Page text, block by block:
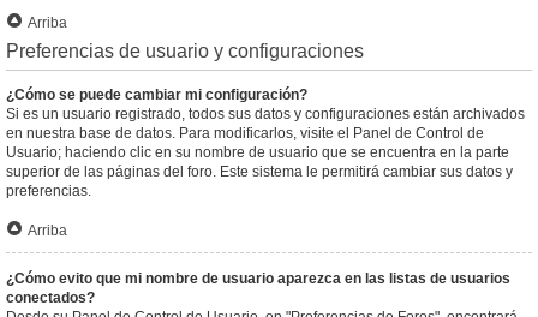
Arriba
Preferencias de usuario y configuraciones
¿Cómo se puede cambiar mi configuración?
Si es un usuario registrado, todos sus datos y configuraciones están archivados
en nuestra base de datos. Para modificarlos, visite el Panel de Control de
Usuario; haciendo clic en su nombre de usuario que se encuentra en la parte
superior de las páginas del foro. Este sistema le permitirá cambiar sus datos y
preferencias.
Arriba
¿Cómo evito que mi nombre de usuario aparezca en las listas de usuarios
conectados?